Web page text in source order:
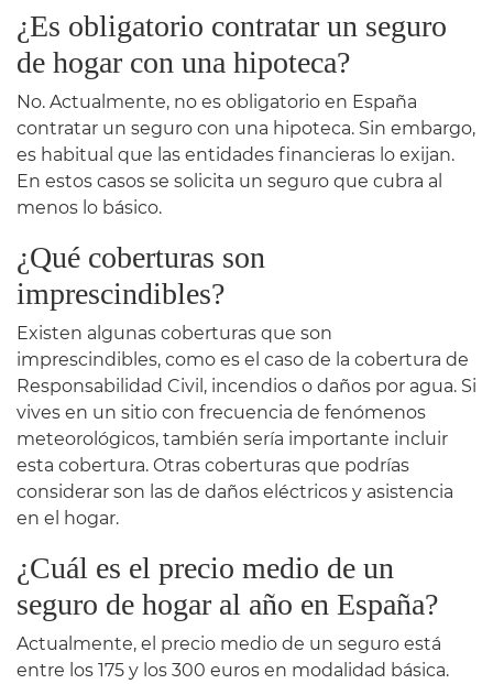
¿Es obligatorio contratar un seguro
de hogar con una hipoteca?
No. Actualmente, no es obligatorio en España
contratar un seguro con una hipoteca. Sin embargo,
es habitual que las entidades financieras lo exijan.
En estos casos se solicita un seguro que cubra al
menos lo básico.
¿Qué coberturas son
imprescindibles?
Existen algunas coberturas que son
imprescindibles, como es el caso de la cobertura de
Responsabilidad Civil, incendios o daños por agua. Si
vives en un sitio con frecuencia de fenómenos
meteorológicos, también sería importante incluir
esta cobertura. Otras coberturas que podrías
considerar son las de daños eléctricos y asistencia
en el hogar.
¿Cuál es el precio medio de un
seguro de hogar al año en España?
Actualmente, el precio medio de un seguro está
entre los 175 y los 300 euros en modalidad básica.